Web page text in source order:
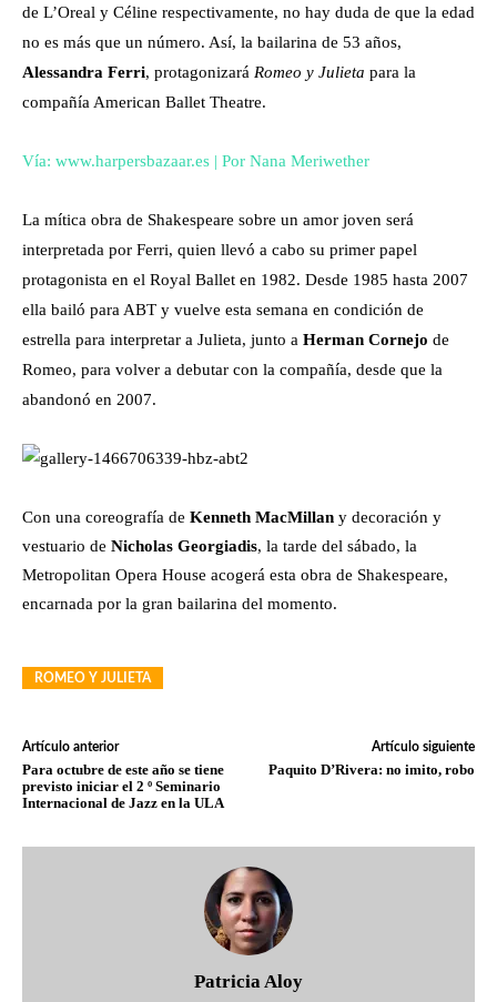
de L’Oreal y Céline respectivamente, no hay duda de que la edad
no es más que un número. Así, la bailarina de 53 años,
Alessandra Ferri, protagonizará Romeo y Julieta para la
compañía American Ballet Theatre.
Vía: www.harpersbazaar.es | Por Nana Meriwether
La mítica obra de Shakespeare sobre un amor joven será
interpretada por Ferri, quien llevó a cabo su primer papel
protagonista en el Royal Ballet en 1982. Desde 1985 hasta 2007
ella bailó para ABT y vuelve esta semana en condición de
estrella para interpretar a Julieta, junto a Herman Cornejo de
Romeo, para volver a debutar con la compañía, desde que la
abandonó en 2007.
Con una coreografía de Kenneth MacMillan y decoración y
vestuario de Nicholas Georgiadis, la tarde del sábado, la
Metropolitan Opera House acogerá esta obra de Shakespeare,
encarnada por la gran bailarina del momento.
ROMEO Y JULIETA
Artículo anterior
Para octubre de este año se tiene
previsto iniciar el 2 º Seminario
Internacional de Jazz en la ULA
Artículo siguiente
Paquito D’Rivera: no imito, robo
Patricia Aloy